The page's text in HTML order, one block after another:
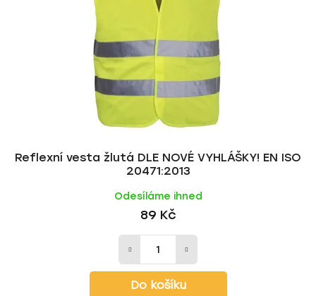
Reflexní vesta žlutá DLE NOVÉ VYHLÁŠKY! EN ISO
20471:2013
Odesíláme ihned
89 Kč
Do košíku